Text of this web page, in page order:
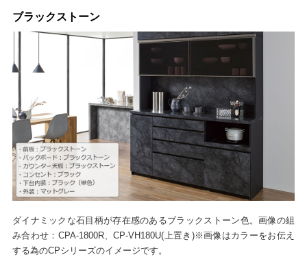
ブラックストーン
ダイナミックな石目柄が存在感のあるブラックストーン色。画像の組
み合わせ：CPA-1800R、CP-VH180U(上置き)※画像はカラーをお伝え
する為のCPシリーズのイメージです。